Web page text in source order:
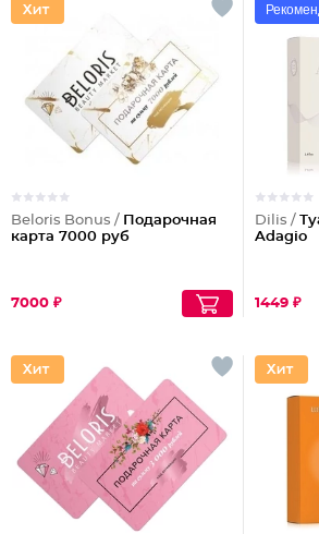
Beloris Bonus / Подарочная
карта 7000 руб
7000 ₽
Dilis /
Adagio
1449 ₽